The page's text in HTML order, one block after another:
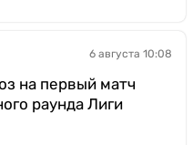
6 августа 10:08
на первый матч
раунда Лиги